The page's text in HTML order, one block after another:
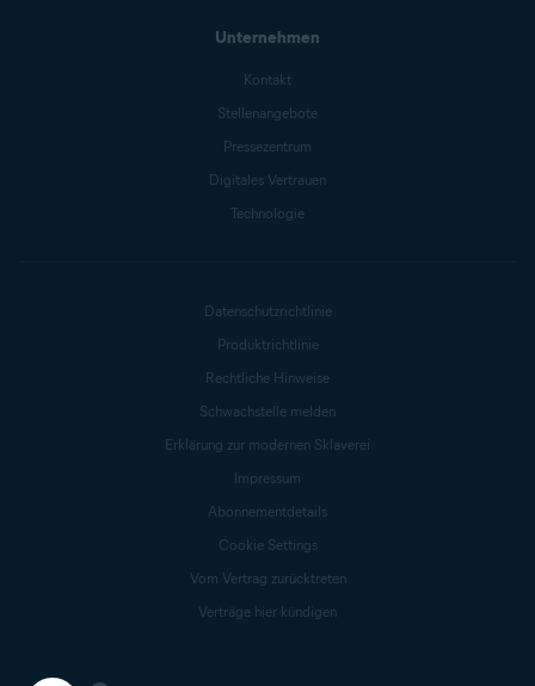
Unternehmen
Kontakt
Stellenangebote
Pressezentrum
Digitales Vertrauen
Technologie
Datenschutzrichtlinie
Produktrichtlinie
Rechtliche Hinweise
Schwachstelle melden
Erklärung zur modernen Sklaverei
Impressum
Abonnementdetails
Cookie Settings
Vom Vertrag zurücktreten
Verträge hier kündigen